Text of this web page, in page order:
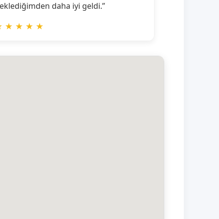
daha iyi geldi.”
★ ★ ★ ★